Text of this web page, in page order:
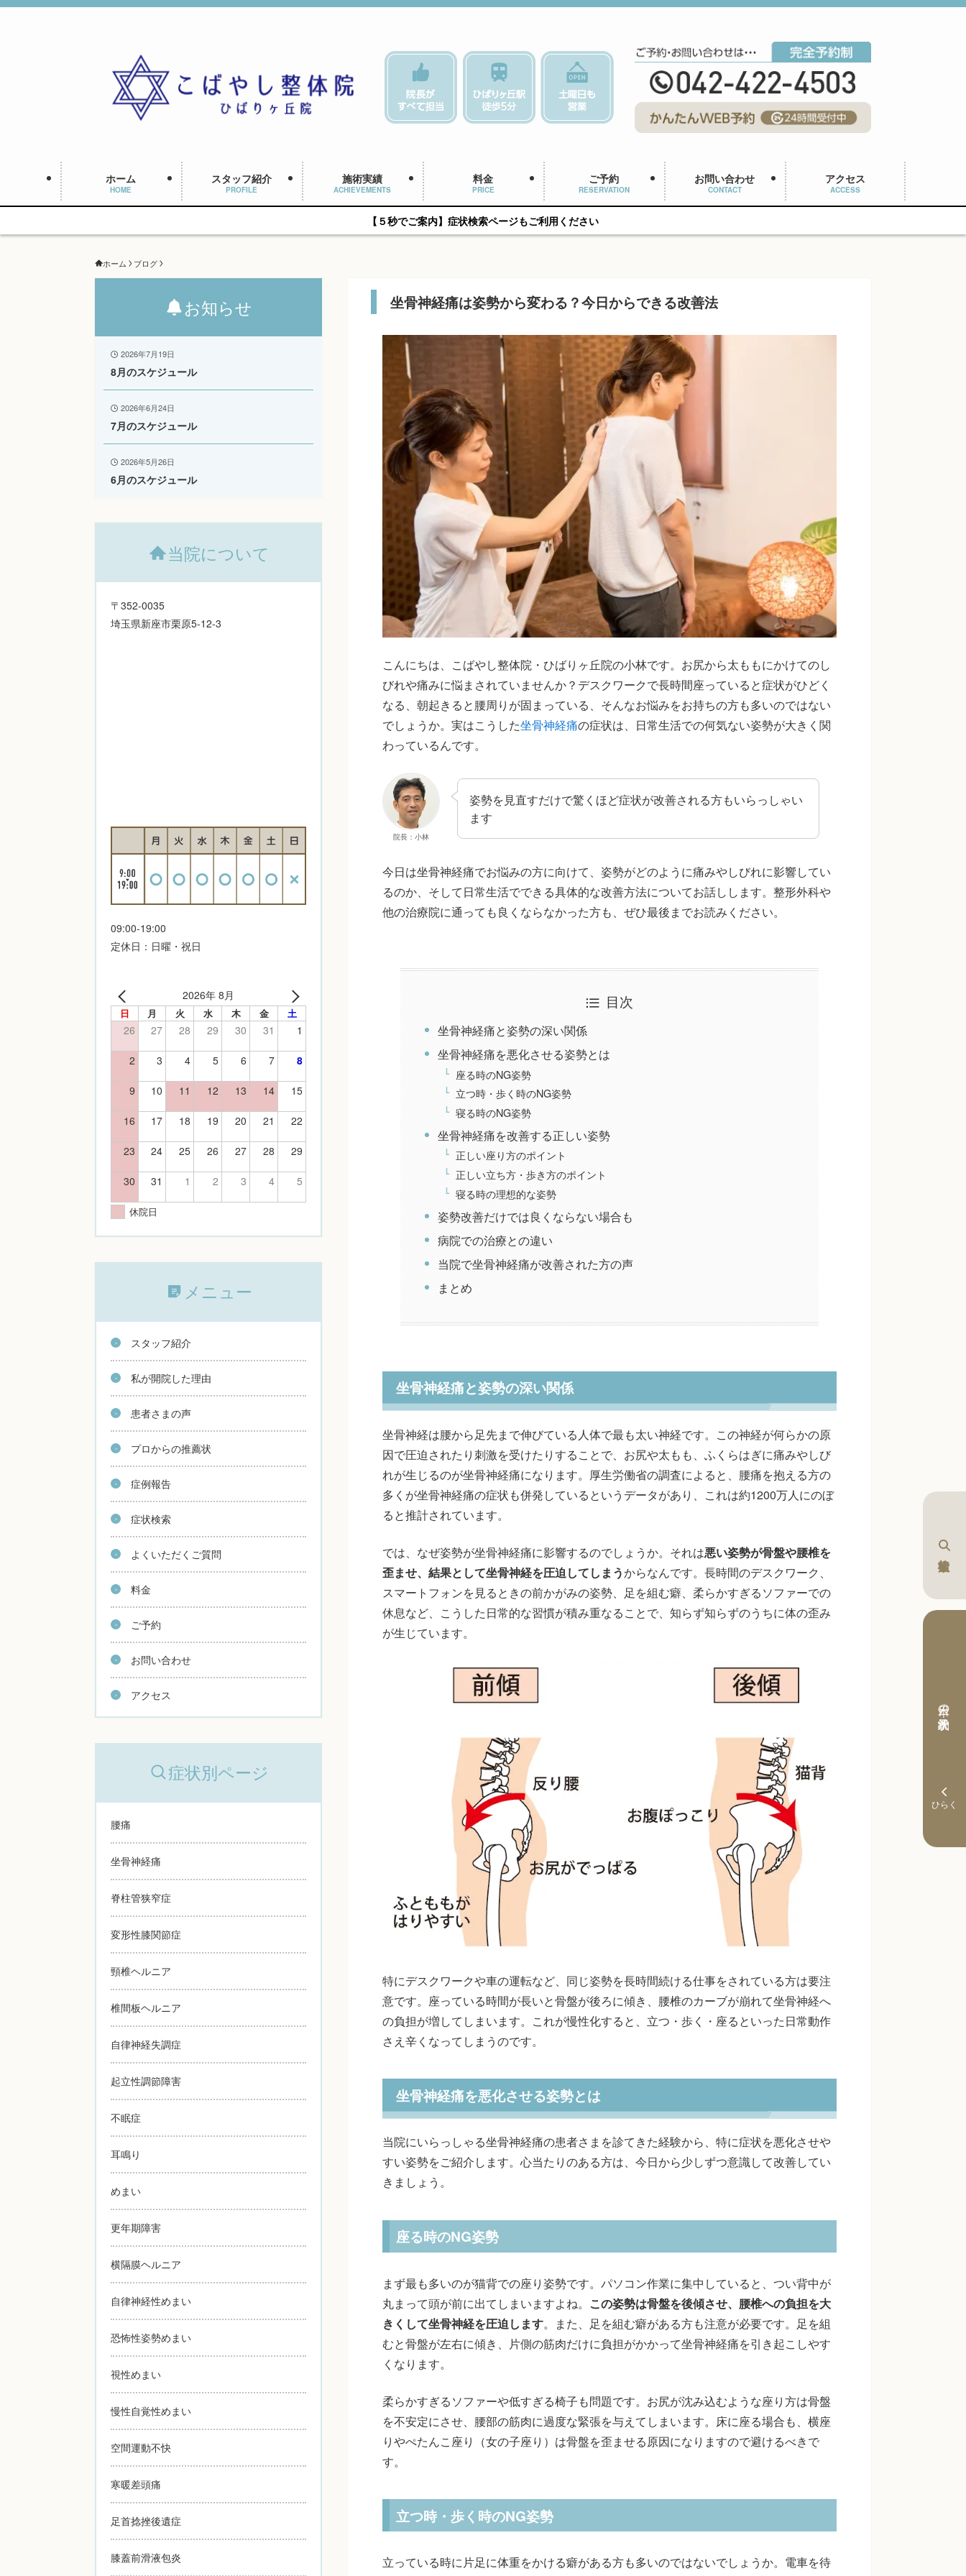
ホーム
HOME
スタッフ紹介
PROFILE
施術実績
ACHIEVEMENTS
料金
PRICE
ご予約
RESERVATION
お問い合わせ
CONTACT
アクセス
ACCESS
【５秒でご案内】症状検索ページもご利用ください
ホーム ブログ
坐骨神経痛は姿勢から変わる？今日からできる改善法
本日の予約状況
こんにちは、こばやし整体院・ひばりヶ丘院の小林です。お尻から太ももにかけてのし
びれや痛みに悩まされていませんか？デスクワークで長時間座っていると症状がひどく
なる、朝起きると腰周りが固まっている、そんなお悩みをお持ちの方も多いのではない
でしょうか。実はこうした坐骨神経痛の症状は、日常生活での何気ない姿勢が大きく関
わっているんです。
院長：小林
姿勢を見直すだけで驚くほど症状が改善される方もいらっしゃい
ます
今日は坐骨神経痛でお悩みの方に向けて、姿勢がどのように痛みやしびれに影響してい
るのか、そして日常生活でできる具体的な改善方法についてお話しします。整形外科や
他の治療院に通っても良くならなかった方も、ぜひ最後までお読みください。
目次
坐骨神経痛と姿勢の深い関係
坐骨神経痛を悪化させる姿勢とは
座る時のNG姿勢
立つ時・歩く時のNG姿勢
寝る時のNG姿勢
坐骨神経痛を改善する正しい姿勢
正しい座り方のポイント
正しい立ち方・歩き方のポイント
寝る時の理想的な姿勢
姿勢改善だけでは良くならない場合も
病院での治療との違い
当院で坐骨神経痛が改善された方の声
まとめ
坐骨神経痛と姿勢の深い関係
坐骨神経は腰から足先まで伸びている人体で最も太い神経です。この神経が何らかの原
因で圧迫されたり刺激を受けたりすることで、お尻や太もも、ふくらはぎに痛みやしび
れが生じるのが坐骨神経痛になります。厚生労働省の調査によると、腰痛を抱える方の
多くが坐骨神経痛の症状も併発しているというデータがあり、これは約1200万人にのぼ
ると推計されています。
では、なぜ姿勢が坐骨神経痛に影響するのでしょうか。それは悪い姿勢が骨盤や腰椎を
歪ませ、結果として坐骨神経を圧迫してしまうからなんです。長時間のデスクワーク、
スマートフォンを見るときの前かがみの姿勢、足を組む癖、柔らかすぎるソファーでの
休息など、こうした日常的な習慣が積み重なることで、知らず知らずのうちに体の歪み
が生じています。
特にデスクワークや車の運転など、同じ姿勢を長時間続ける仕事をされている方は要注
意です。座っている時間が長いと骨盤が後ろに傾き、腰椎のカーブが崩れて坐骨神経へ
の負担が増してしまいます。これが慢性化すると、立つ・歩く・座るといった日常動作
さえ辛くなってしまうのです。
坐骨神経痛を悪化させる姿勢とは
当院にいらっしゃる坐骨神経痛の患者さまを診てきた経験から、特に症状を悪化させや
すい姿勢をご紹介します。心当たりのある方は、今日から少しずつ意識して改善してい
きましょう。
座る時のNG姿勢
まず最も多いのが猫背での座り姿勢です。パソコン作業に集中していると、つい背中が
丸まって頭が前に出てしまいますよね。 この姿勢は骨盤を後傾させ、腰椎への負担を大
きくして坐骨神経を圧迫します。また、足を組む癖がある方も注意が必要です。足を組
むと骨盤が左右に傾き、片側の筋肉だけに負担がかかって坐骨神経痛を引き起こしやす
くなります。
柔らかすぎるソファーや低すぎる椅子も問題です。お尻が沈み込むような座り方は骨盤
を不安定にさせ、腰部の筋肉に過度な緊張を与えてしまいます。床に座る場合も、横座
りやぺたんこ座り（女の子座り）は骨盤を歪ませる原因になりますので避けるべきで
す。
立つ時・歩く時のNG姿勢
立っている時に片足に体重をかける癖がある方も多いのではないでしょうか。電車を待
お知らせ
2026年7月19日
8月のスケジュール
2026年6月24日
7月のスケジュール
2026年5月26日
6月のスケジュール
当院について
〒352-0035
埼玉県新座市栗原5-12-3
09:00-19:00
定休日：日曜・祝日
2026年 8月
日 月 火 水 木 金 土
26 27 28 29 30 31 1
2 3 4 5 6 7 8
9 10 11 12 13 14 15
16 17 18 19 20 21 22
23 24 25 26 27 28 29
30 31 1 2 3 4 5
休院日
メニュー
スタッフ紹介
私が開院した理由
患者さまの声
プロからの推薦状
症例報告
症状検索
よくいただくご質問
料金
ご予約
お問い合わせ
アクセス
症状別ページ
腰痛
坐骨神経痛
脊柱管狭窄症
変形性膝関節症
頸椎ヘルニア
椎間板ヘルニア
自律神経失調症
起立性調節障害
不眠症
耳鳴り
めまい
更年期障害
横隔膜ヘルニア
自律神経性めまい
恐怖性姿勢めまい
視性めまい
慢性自覚性めまい
空間運動不快
寒暖差頭痛
足首捻挫後遺症
膝蓋前滑液包炎